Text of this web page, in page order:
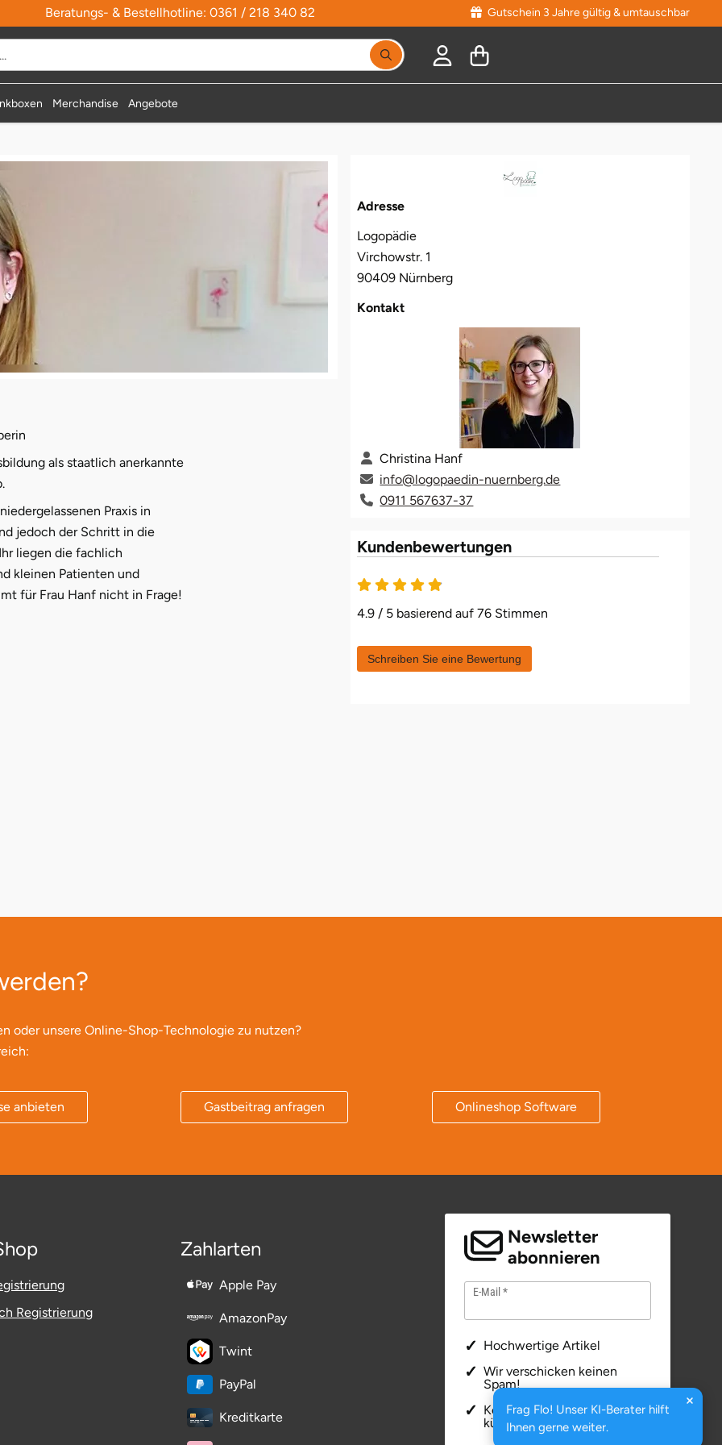
Beratungs- & Bestellhotline: 0361 / 218 340 82 Gutschein 3 Jahre gültig & umtauschbar
Suchbegriff eingeben, Vorschläge erscheinen
Merchandise Angebote
als staatlich anerkannte
Praxis in
jedoch der Schritt in die
liegen die fachlich
kleinen Patienten und
für Frau Hanf nicht in Frage!
Adresse
Logopädie
Virchowstr. 1
90409 Nürnberg
Kontakt
Christina Hanf
info@logopaedin-nuernberg.de
0911 567637-37
Kundenbewertungen
4.9 von 5
4.9 / 5 basierend auf 76 Stimmen
Schreiben Sie eine Bewertung
Frag Flo! Unser KI-Berater hilft
Ihnen gerne weiter.
oder unsere Online-Shop-Technologie zu nutzen?
anbieten Gastbeitrag anfragen Onlineshop Software
Registrierung
Zahlarten
Apple Pay
AmazonPay
Twint
PayPal
Kreditkarte
Newsletter
abonnieren
E-Mail
Hochwertige Artikel
Wir verschicken keinen
Spam!
Kostenfrei & jederzeit
kündbar